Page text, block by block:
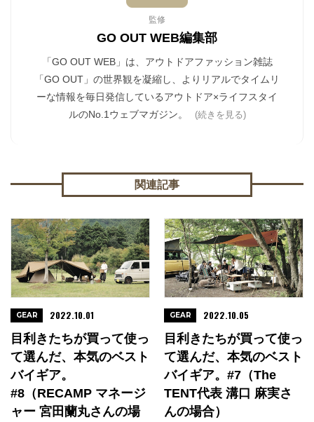
監修
GO OUT WEB編集部
「GO OUT WEB」は、アウトドアファッション雑誌
「GO OUT」の世界観を凝縮し、よりリアルでタイムリ
ーな情報を毎日発信しているアウトドア×ライフスタイ
ルのNo.1ウェブマガジン。
(続きを見る)
関連記事
目利きたちが買って使っ
て選んだ、本気のベスト
バイギア。
#8（RECAMP マネージ
ャー 宮田蘭丸さんの場
GEAR 2022.10.01
目利きたちが買って使っ
て選んだ、本気のベスト
バイギア。#7（The
TENT代表 溝口 麻実さ
んの場合）
GEAR 2022.10.05